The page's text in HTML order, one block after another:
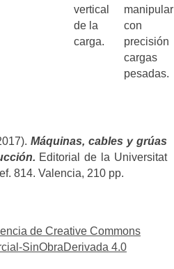
vertical
de la
carga.
manipular
con
precisión
cargas
pesadas.
Máquinas, cables y grúas
Editorial de la Universitat
814. Valencia, 210 pp.
de Creative Commons
SinObraDerivada 4.0